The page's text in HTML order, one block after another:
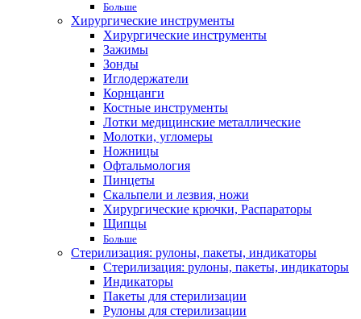
Больше
Хирургические инструменты
Хирургические инструменты
Зажимы
Зонды
Иглодержатели
Корнцанги
Костные инструменты
Лотки медицинские металлические
Молотки, угломеры
Ножницы
Офтальмология
Пинцеты
Скальпели и лезвия, ножи
Хирургические крючки, Распараторы
Щипцы
Больше
Стерилизация: рулоны, пакеты, индикаторы
Стерилизация: рулоны, пакеты, индикаторы
Индикаторы
Пакеты для стерилизации
Рулоны для стерилизации